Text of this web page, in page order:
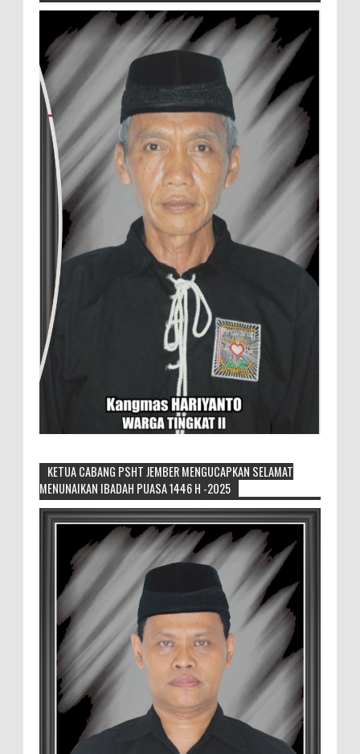
Pemilik Lahan Safi'i Dilaporkan Pencurian
dan Pengrusakan
Didampingi Kuasa Hukum Safi'i Datangi
Polres Jember MEMOPOS.vo.id, Jember -
Safi'i (76) warga Kreyongan, Kelurahan Patrang,
Kabupat...
4.000 Petani Hutan Blora Bakal
Digelontor Bantuan CSR Jumbo dan Bibit
Ternak Gratis ‎
‎BLORA – Wakil Bupati Blora Hj. Sri
Setyorini menghadiri Rapat Anggota Tahunan (RAT)
Kelompok Tani Hutan (KTH) Masjid Baitur Mulyo yang
KETUA CABANG PSHT JEMBER MENGUCAPKAN SELAMAT
MENUNAIKAN IBADAH PUASA 1446 H -2025